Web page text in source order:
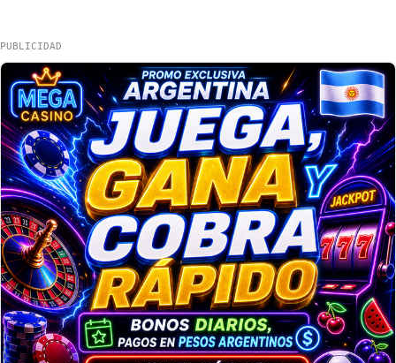
PUBLICIDAD